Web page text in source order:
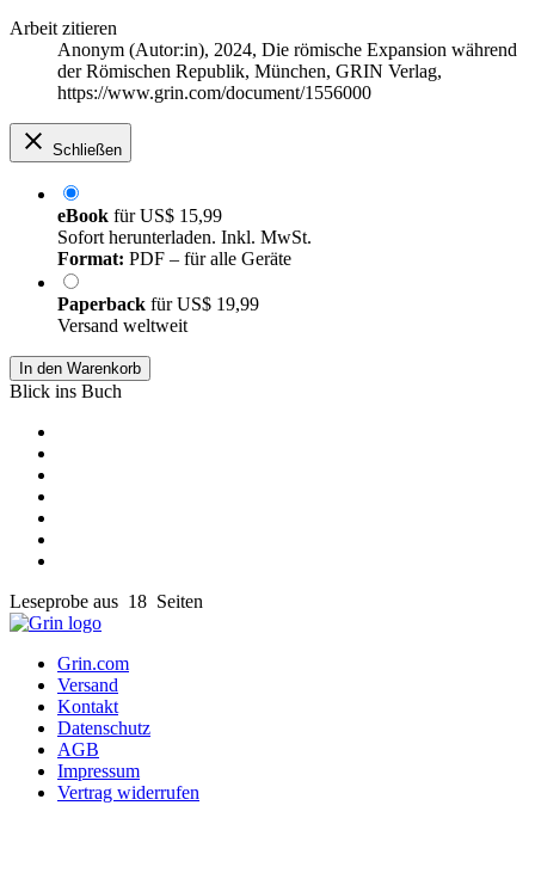
Arbeit zitieren
Anonym (Autor:in), 2024, Die römische Expansion während
der Römischen Republik, München, GRIN Verlag,
https://www.grin.com/document/1556000
Schließen
eBook fürUS$ 15,99
Sofort herunterladen. Inkl. MwSt.
Format: PDF – für alle Geräte
Paperback fürUS$ 19,99
Versand weltweit
In den Warenkorb
Blick ins Buch
Leseprobe aus 18 Seiten
Grin.com
Versand
Kontakt
Datenschutz
AGB
Impressum
Vertrag widerrufen